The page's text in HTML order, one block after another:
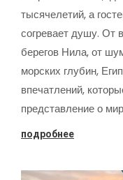
тысячелетий, а
согревает душу. От
берегов Нила, от
морских глубин,
впечатлений,
представление о
подробнее